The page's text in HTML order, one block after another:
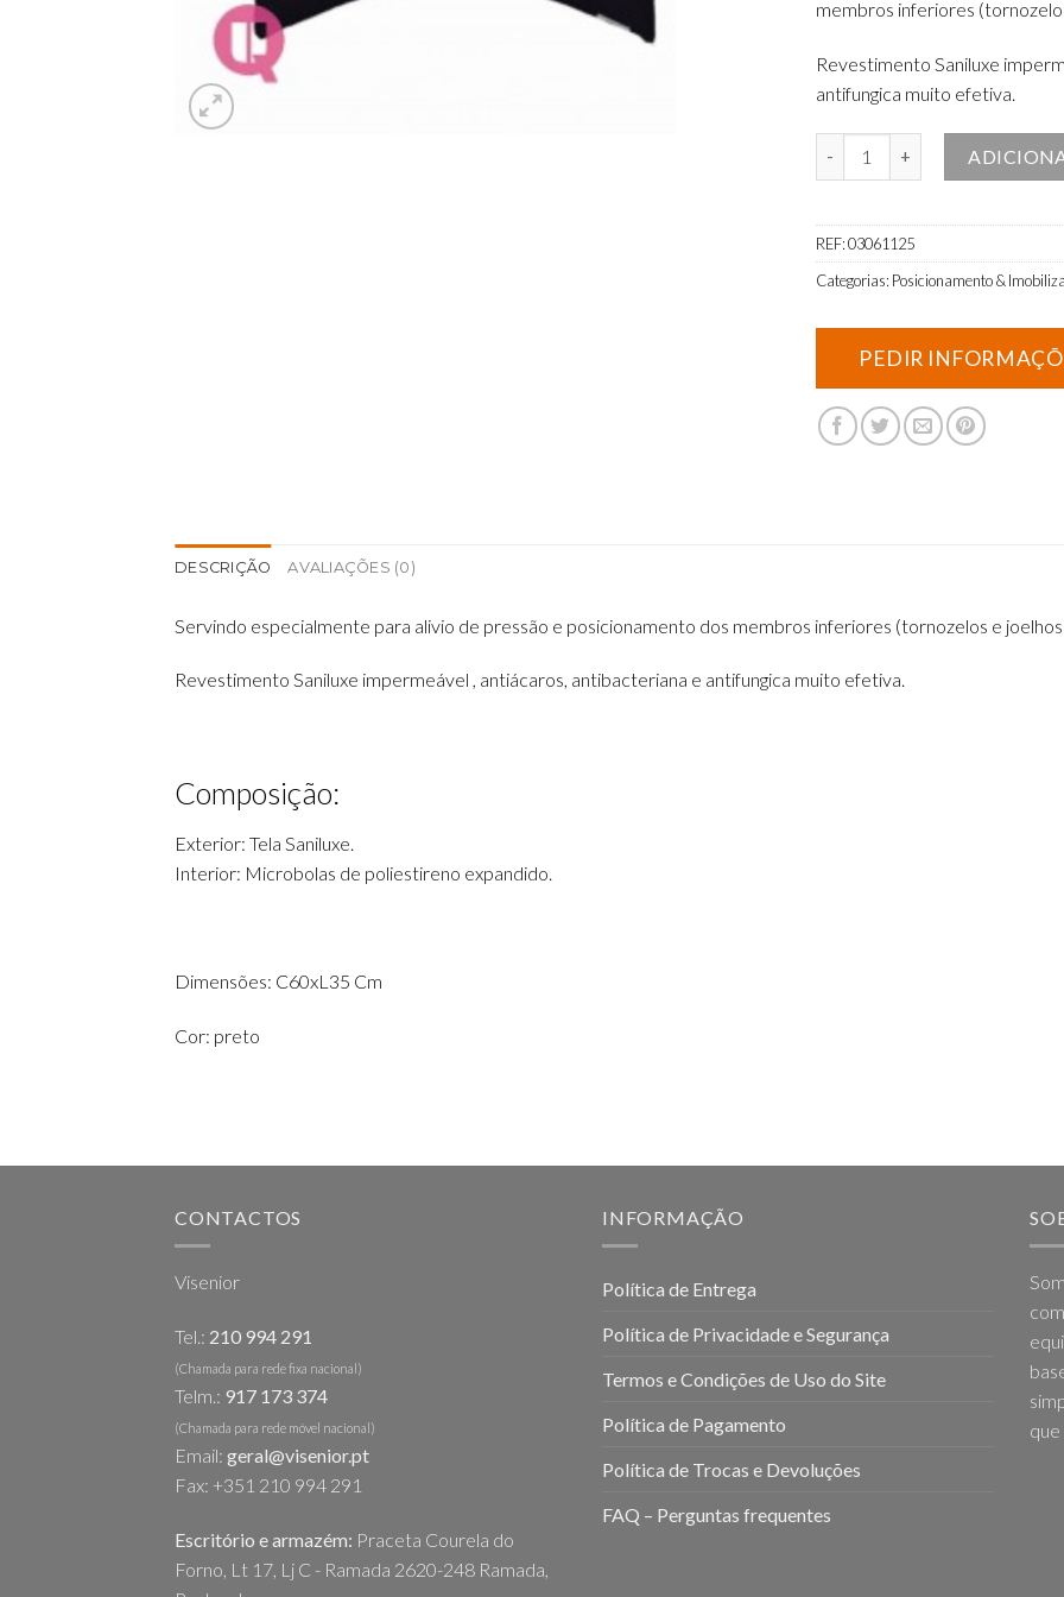
membros inferiores
Revestimento Saniluxe
antifungica muito efetiva.
REF:03061125
Categorias: Posicionamento &
DESCRIÇÃO AVALIAÇÕES (0)
Servindo especialmente para alivio de pressão e posicionamento dos membros inferiores (tornozelos e
Revestimento Saniluxe impermeável , antiácaros, antibacteriana e antifungica muito efetiva.
Composição:
Exterior: Tela Saniluxe.
Interior: Microbolas de poliestireno expandido.
Dimensões: C60xL35 Cm
Cor: preto
CONTACTOS
Visenior
Tel.: 210 994 291
(Chamada para rede fixa nacional)
Telm.: 917 173 374
(Chamada para rede móvel nacional)
Email: geral@visenior.pt
Fax: +351 210 994 291
Escritório e armazém: Praceta Courela do
Forno, Lt 17, Lj C - Ramada 2620-248 Ramada,
INFORMAÇÃO
Política de Entrega
Política de Privacidade e Segurança
Termos e Condições de Uso do Site
Política de Pagamento
Política de Trocas e Devoluções
FAQ – Perguntas frequentes